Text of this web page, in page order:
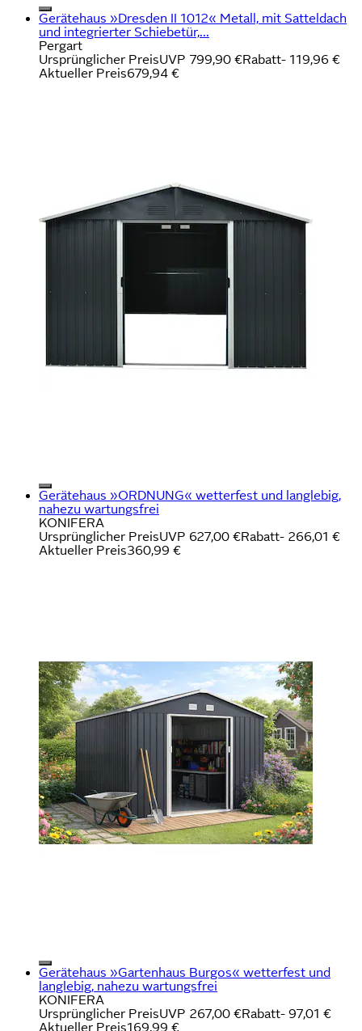
Gerätehaus »Dresden II 1012« Metall, mit Satteldach
und integrierter Schiebetür,...
Pergart
Ursprünglicher PreisUVP 799,90 €Rabatt- 119,96 €
Aktueller Preis679,94 €
Gerätehaus »ORDNUNG« wetterfest und langlebig,
nahezu wartungsfrei
KONIFERA
Ursprünglicher PreisUVP 627,00 €Rabatt- 266,01 €
Aktueller Preis360,99 €
Gerätehaus »Gartenhaus Burgos« wetterfest und
langlebig, nahezu wartungsfrei
KONIFERA
Ursprünglicher PreisUVP 267,00 €Rabatt- 97,01 €
Aktueller Preis169,99 €